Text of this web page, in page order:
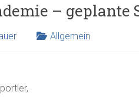
–
Allgemein